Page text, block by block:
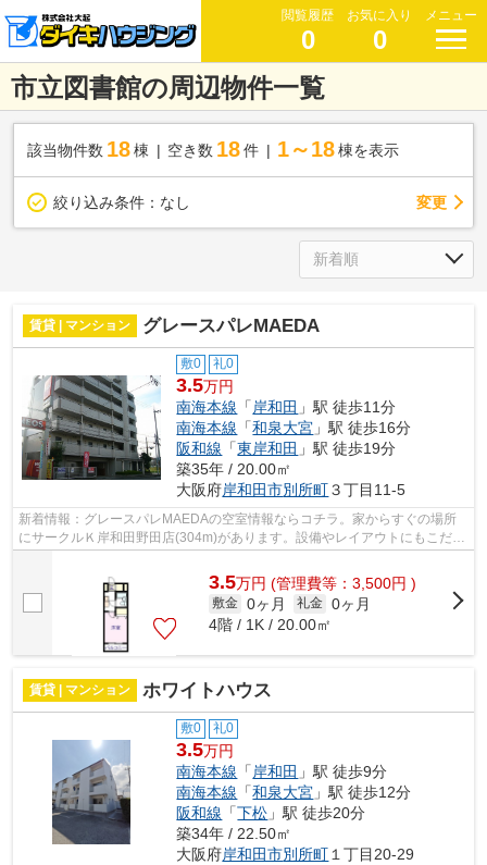
閲覧履歴
0
お気に入り
0
メニュー
市立図書館の周辺物件一覧
該当物件数 18棟 空き数 18 件 1～18 棟を表示
絞り込み条件： なし 変更
賃貸 | マンション グレースパレMAEDA
敷0 礼0
3.5万円
南海本線 「岸和田 」駅 徒歩11分
南海本線 「和泉大宮 」駅 徒歩16分
阪和線 「東岸和田 」駅 徒歩19分
築35年 / 20.00㎡
大阪府岸和田市別所町３丁目11-5
新着情報：グレースパレMAEDAの空室情報ならコチラ。家からすぐの場所
にサークルＫ岸和田野田店(304m)があります。設備やレイアウトにもこだわ
3.5万円 (管理費等：3,500円 )
敷金 0ヶ月 礼金 0ヶ月
4階 / 1K / 20.00㎡
賃貸 | マンション ホワイトハウス
敷0 礼0
3.5万円
南海本線 「 岸和田 」駅 徒歩9分
南海本線 「和泉大宮 」駅 徒歩12分
阪和線 「下松 」駅 徒歩20分
築34年 / 22.50㎡
大阪府岸和田市別所町 １丁目20-29